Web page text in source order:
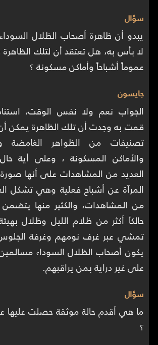
سؤال
يبدو أن ظاهرة أصحاب الظلال
لا بأس به، هل تعتقد أن لتلك الظاهرة
عموماً أشباحاً وأماكن مسكونة ؟
جايسون
الجواب نعم ولا نفس الوقت،
قمت به وجدت أن تلك الظاهرة يمكن
تصنيفات من الظواهر الغامضة
والأماكن المسكونة ، وعلى أية
العديد من المشاهدات على أنها
المرآة عن أشباح فعلية وهي تشكل
من المشاهدات، والكثير منها
حالكاً أكثر من ظلام الليل وظلال
تمشي عبر غرف نومهم وغرفة الجلوس
يكون أصحاب الظلال السوداء
على غير دراية بمن يراقبهم.
سؤال
ما هي أقدم حالة موثقة حصلت عليها
؟